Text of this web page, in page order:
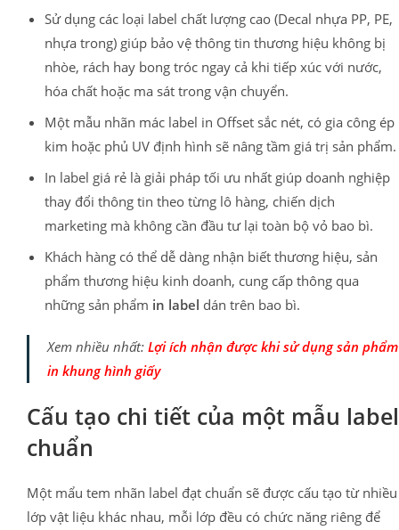
Sử dụng các loại label chất lượng cao (Decal nhựa PP, PE,
nhựa trong) giúp bảo vệ thông tin thương hiệu không bị
nhòe, rách hay bong tróc ngay cả khi tiếp xúc với nước,
hóa chất hoặc ma sát trong vận chuyển.
Một mẫu nhãn mác label in Offset sắc nét, có gia công ép
kim hoặc phủ UV định hình sẽ nâng tầm giá trị sản phẩm.
In label giá rẻ là giải pháp tối ưu nhất giúp doanh nghiệp
thay đổi thông tin theo từng lô hàng, chiến dịch
marketing mà không cần đầu tư lại toàn bộ vỏ bao bì.
Khách hàng có thể dễ dàng nhận biết thương hiệu, sản
phẩm thương hiệu kinh doanh, cung cấp thông qua
những sản phẩm in label dán trên bao bì.
Xem nhiều nhất: Lợi ích nhận được khi sử dụng sản phẩm
in khung hình giấy
Cấu tạo chi tiết của một mẫu label
chuẩn
Một mẩu tem nhãn label đạt chuẩn sẽ được cấu tạo từ nhiều
lớp vật liệu khác nhau, mỗi lớp đều có chức năng riêng để